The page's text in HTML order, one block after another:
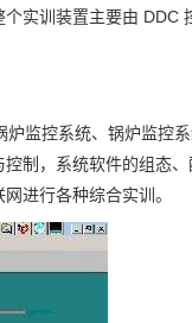
实训装置主要由 DDC
监控系统、锅炉监控系
制，系统软件的组态
进行各种综合实训。